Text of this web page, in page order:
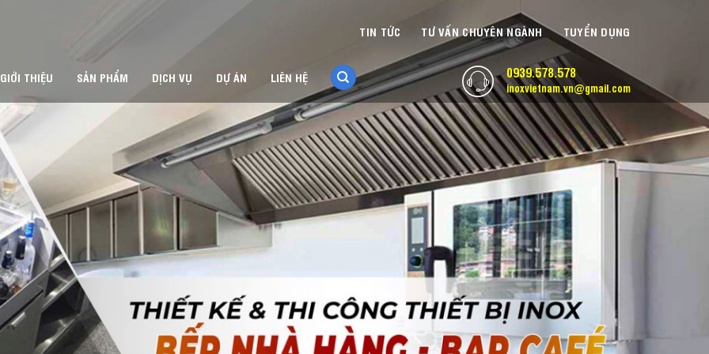
GIỚI THIỆU SẢN PHẨM DỊCH VỤ DỰ ÁN LIÊN HỆ 0939.578.578
inoxvietnam.vn@gmail.com
TIN TỨC TƯ VẤN CHUYÊN NGÀNH TUYỂN DỤNG